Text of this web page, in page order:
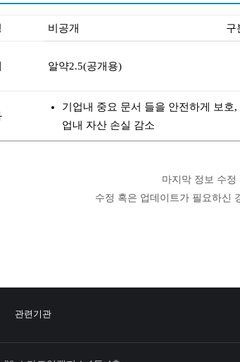
비공개 구
알약2.5(공개용)
기업내 중요 문서 들을 안전하게 보호
업내 자산 손실 감소
마지막 정보 수정
수정 혹은 업데이트가 필요하신
관련기관